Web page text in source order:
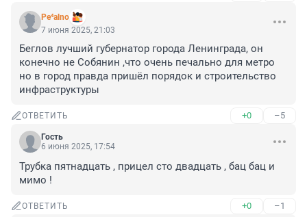
Pe⁴alno
7 июня 2025, 21:03
Беглов лучший губернатор города Ленинграда, он
конечно не Собянин ,что очень печально для метро
но в город правда пришёл порядок и строительство
инфраструктуры
ОТВЕТИТЬ +0 –5
Гость
6 июня 2025, 17:54
Трубка пятнадцать , прицел сто двадцать , бац бац и
мимо !
ОТВЕТИТЬ +0 –1